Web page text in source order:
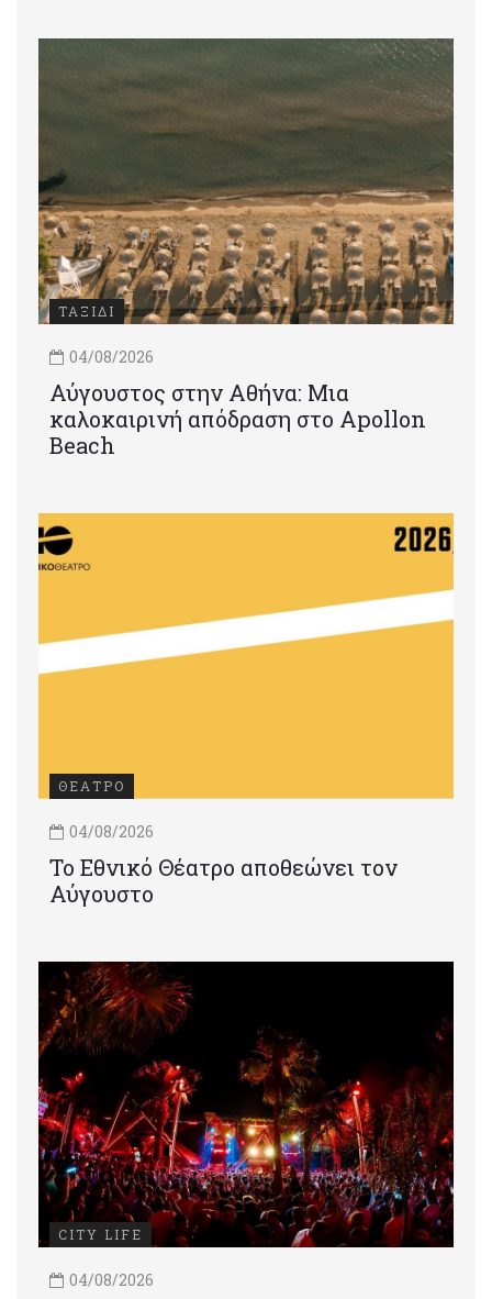
ΤΑΞΙΔΙ
04/08/2026
Αύγουστος στην Αθήνα: Μια
καλοκαιρινή απόδραση στο Apollon
Beach
ΘΕΑΤΡΟ
04/08/2026
Το Εθνικό Θέατρο αποθεώνει τον
Αύγουστο
CITY LIFE
04/08/2026